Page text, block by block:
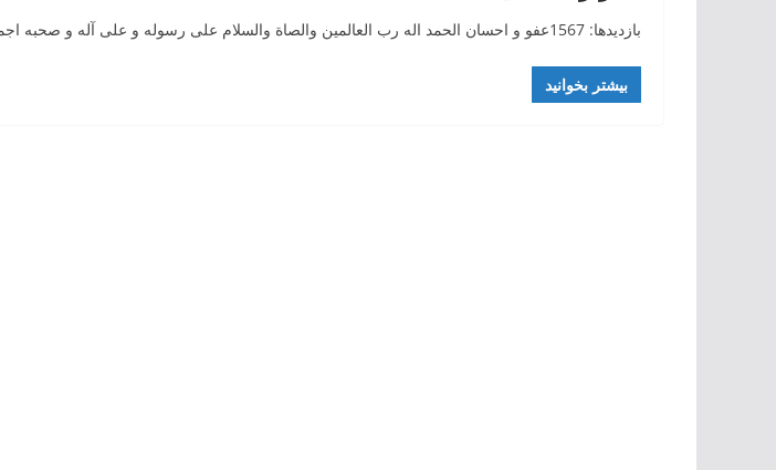
بازدیدها: 1567عفو و احسان الحمد اله رب العالمین والصاة والسلام علی رسوله و علی آله و صحبه اجمعین. و بعد:
بیشتر بخوانید